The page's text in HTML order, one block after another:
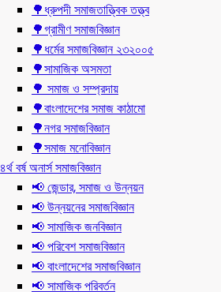
🌳ধ্রুপদী সমাজতাত্ত্বিক তত্ত্ব
🌳গ্রামীণ সমাজবিজ্ঞান
🌳ধর্মের সমাজবিজ্ঞান ২৩২০০৫
🌳সামাজিক অসমতা
🌳 সমাজ ও সম্প্রদায়
🌳বাংলাদেশের সমাজ কাঠামো
🌳নগর সমাজবিজ্ঞান
🌳সমাজ মনোবিজ্ঞান
৪র্থ বর্ষ অনার্স সমাজবিজ্ঞান
📢 জেন্ডার, সমাজ ও উন্নয়ন
📢 উন্নয়নের সমাজবিজ্ঞান
📢 সামাজিক জনবিজ্ঞান
📢 পরিবেশ সমাজবিজ্ঞান
📢 বাংলাদেশের সমাজবিজ্ঞান
📢 সামাজিক পরিবর্তন